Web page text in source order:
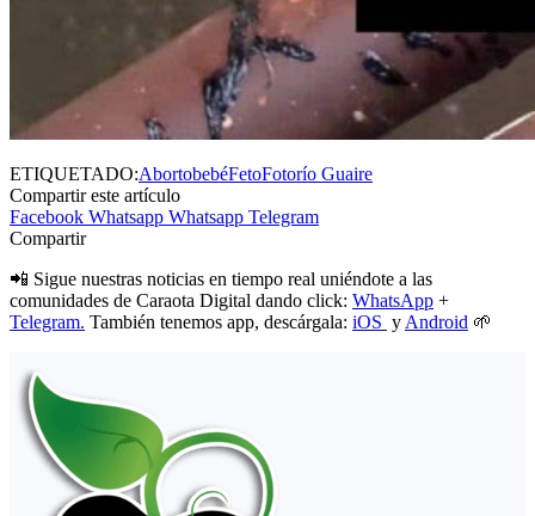
ETIQUETADO:AbortobebéFetoFotorío Guaire
Compartir este artículo
Facebook Whatsapp Whatsapp Telegram
Compartir
📲 Sigue nuestras noticias en tiempo real uniéndote a las
comunidades de Caraota Digital dando click: WhatsApp +
Telegram. También tenemos app, descárgala: iOS y Android 🌱